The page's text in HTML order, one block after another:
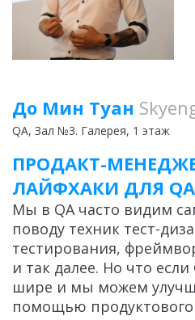
До Мин Туан
QA, Зал №3. Галерея, 1 этаж
ПРОДАКТ-
ЛАЙФХАКИ ДЛЯ
Мы в QA часто видим
поводу техник тест-
тестирования,
и так далее. Но что
шире и мы можем
помощью продуктового